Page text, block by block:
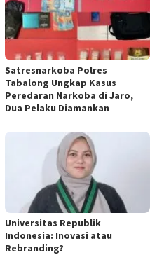
Satresnarkoba Polres
Tabalong Ungkap Kasus
Peredaran Narkoba di Jaro,
Dua Pelaku Diamankan
Universitas Republik
Indonesia: Inovasi atau
Rebranding?